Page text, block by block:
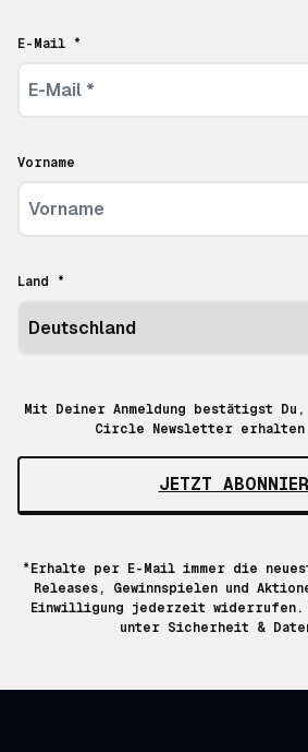
E-Mail *
Vorname
Land *
Mit Deiner Anmeldung bestätigst Du,
Circle Newsletter erhalten
JETZT
*Erhalte per E-Mail immer die
Releases, Gewinnspielen und
Einwilligung jederzeit widerrufen.
unter Sicherheit &